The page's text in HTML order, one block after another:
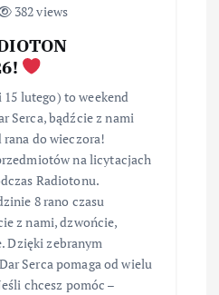
382 views
lutego) to weekend
Serca, bądźcie z nami
rana do wieczora!
na licytacjach
Radiotonu.
8 rano czasu
z nami, dzwońcie,
Dzięki zebranym
Serca pomaga od wielu
chcesz pomóc –